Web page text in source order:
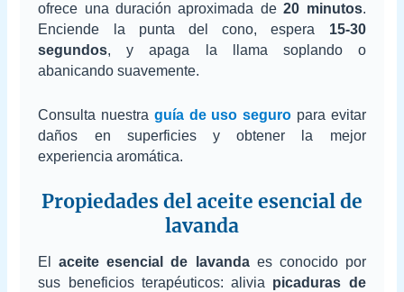
ofrece una duración aproximada de20 minutos.
Enciende la punta del cono, espera 15-30
segundos, y apaga la llama soplando o
abanicando suavemente.
Consulta nuestra guía de uso seguro para evitar
daños en superficies y obtener la mejor
experiencia aromática.
Propiedades del aceite esencial de
lavanda
Elaceite esencial de lavandaes conocido por
sus beneficios terapéuticos: alivia picaduras de